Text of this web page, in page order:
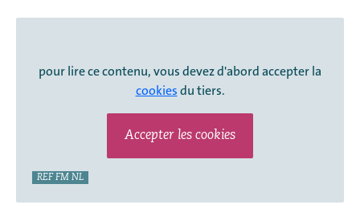
pour lire ce contenu, vous devez d'abord accepter la
cookies du tiers.
Accepter les cookies
REF FM NL